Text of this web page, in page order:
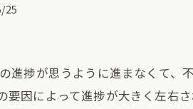
25
進捗が思うように進まなくて、
要因によって進捗が大きく左右